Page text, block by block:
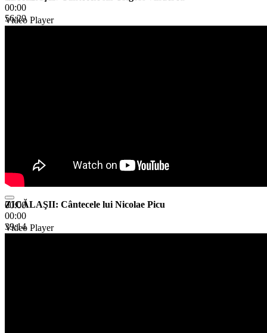
00:00
56:29
Video Player
00:00
00:00
39:14
ZICĂLAŞII: Cântecele lui Nicolae Picu
Video Player